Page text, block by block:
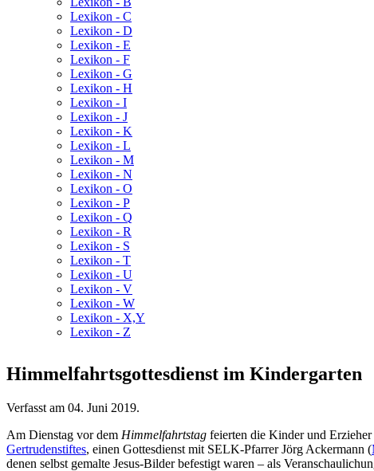
Lexikon - C
Lexikon - D
Lexikon - E
Lexikon - F
Lexikon - G
Lexikon - H
Lexikon - I
Lexikon - J
Lexikon - K
Lexikon - L
Lexikon - M
Lexikon - N
Lexikon - O
Lexikon - P
Lexikon - Q
Lexikon - R
Lexikon - S
Lexikon - T
Lexikon - U
Lexikon - V
Lexikon - W
Lexikon - X,Y
Lexikon - Z
Himmelfahrtsgottesdienst im Kindergarten
Verfasst am 04. Juni 2019.
Am Dienstag vor dem Himmelfahrtstag feierten die Kinder und
Gertrudenstiftes, einen Gottesdienst mit SELK-Pfarrer Jörg Ackermann (
denen selbst gemalte Jesus-Bilder befestigt waren – als